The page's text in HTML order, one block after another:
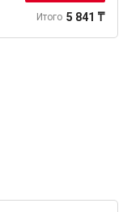
Итого 5 841 ₸